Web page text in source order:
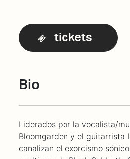
tickets
Bio
Liderados por la vocalista/
Bloomgarden y el guitarrista
canalizan el exorcismo